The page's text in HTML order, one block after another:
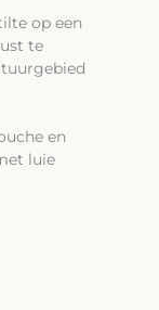
op een
te
en
luie